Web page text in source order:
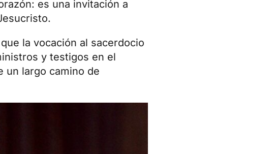
es una invitación a
la vocación al sacerdocio
y testigos en el
un largo camino de